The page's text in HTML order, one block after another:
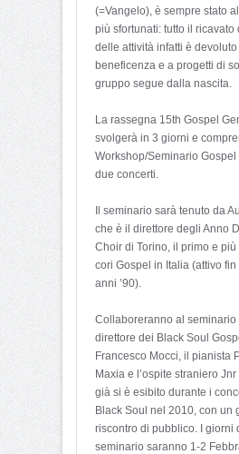
(=Vangelo), è sempre stato
più sfortunati: tutto il ricavato
delle attività infatti è devoluto
beneficenza e a progetti di
gruppo segue dalla nascita.
La rassegna 15th Gospel
svolgerà in 3 giorni e
Workshop/Seminario Gospel
due concerti.
Il seminario sarà tenuto da
che è il direttore degli Anno
Choir di Torino, il primo e più
cori Gospel in Italia (attivo
anni ’90).
Collaboreranno al seminario
direttore dei Black Soul
Francesco Mocci, il pianista
Maxia e l’ospite straniero
già si è esibito durante i
Black Soul nel 2010, con un
riscontro di pubblico. I giorni
seminario saranno 1-2